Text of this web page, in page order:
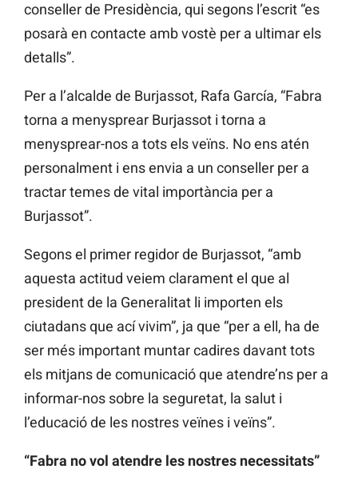
conseller de Presidència, qui segons l’escrit “es
posarà en contacte amb vostè per a ultimar els
detalls”.
Per a l’alcalde de Burjassot, Rafa García, “Fabra
torna a menysprear Burjassot i torna a
menysprear-nos a tots els veïns. No ens atén
personalment i ens envia a un conseller per a
tractar temes de vital importància per a
Burjassot”.
Segons el primer regidor de Burjassot, “amb
aquesta actitud veiem clarament el que al
president de la Generalitat li importen els
ciutadans que ací vivim”, ja que “per a ell, ha de
ser més important muntar cadires davant tots
els mitjans de comunicació que atendre’ns per a
informar-nos sobre la seguretat, la salut i
l’educació de les nostres veïnes i veïns”.
“Fabra no vol atendre les nostres necessitats”